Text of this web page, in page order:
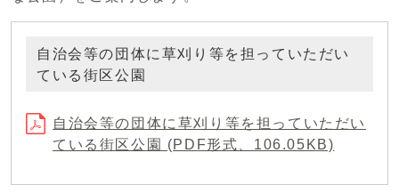
自治会等の団体に草刈り等を担っていただい
ている街区公園
自治会等の団体に草刈り等を担っていただい
ている街区公園 (PDF形式、106.05KB)